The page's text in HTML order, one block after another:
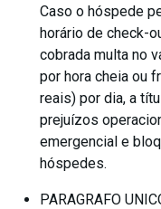
Caso o hóspede
horário de check-
cobrada multa no
por hora cheia ou
reais) por dia, a
prejuízos
emergencial e
hóspedes.
PARAGRAFO